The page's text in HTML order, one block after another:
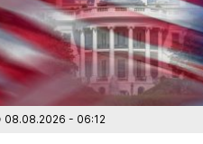
08.08.2026 - 06:12